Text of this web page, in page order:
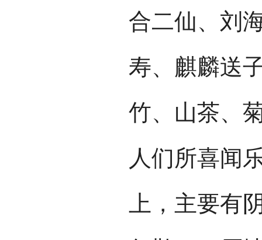
合二仙、刘
寿、麒麟送
竹、山茶、
人们所喜闻
上，主要有